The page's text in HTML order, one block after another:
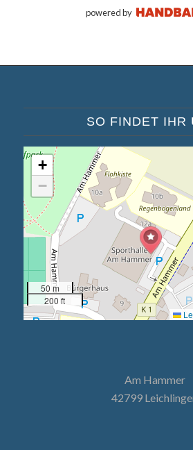
powered by
SO FINDET IHR
+
−
50 m
200 ft
Am Hammer
42799